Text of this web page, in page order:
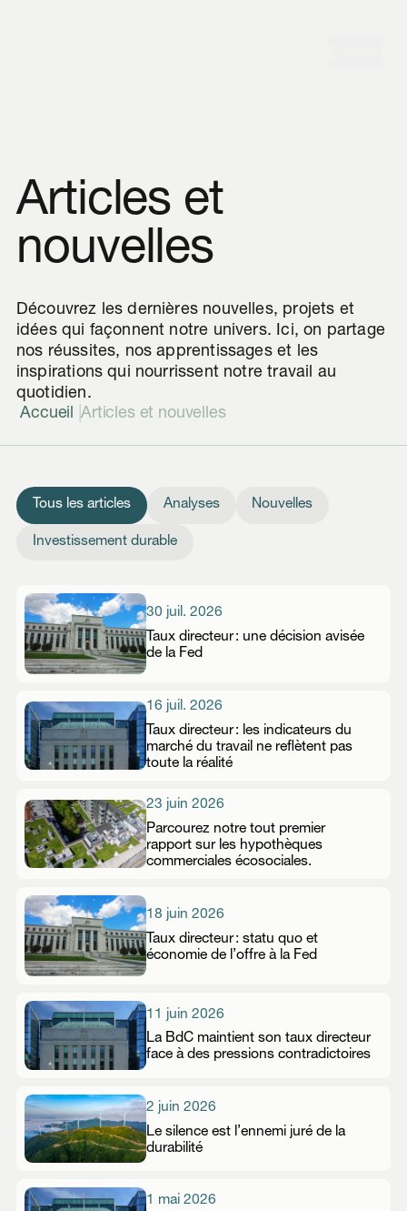
Articles et
nouvelles
Découvrez les dernières nouvelles, projets et
idées qui façonnent notre univers. Ici, on partage
nos réussites, nos apprentissages et les
inspirations qui nourrissent notre travail au
quotidien.
Accueil |Articles et nouvelles
Tous les articles Analyses Nouvelles
Investissement durable
30 juil. 2026
Taux directeur : une décision avisée
de la Fed
16 juil. 2026
Taux directeur : les indicateurs du
marché du travail ne reflètent pas
toute la réalité
23 juin 2026
Parcourez notre tout premier
rapport sur les hypothèques
commerciales écosociales.
18 juin 2026
Taux directeur : statu quo et
économie de l’offre à la Fed
11 juin 2026
La BdC maintient son taux directeur
face à des pressions contradictoires
2 juin 2026
Le silence est l’ennemi juré de la
durabilité
1 mai 2026